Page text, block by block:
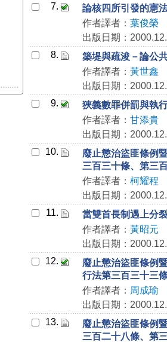
7.
論核四所引發的憲
作者譯者： 葉俊榮
出版日期：
8.
築堤與疏浚－論公
作者譯者： 黃世鑫
出版日期：
9.
狹義數罪併罰與執
作者譯者： 甘添貴
出版日期：
10.
廢止懲治盜匪條例
三百三十條、第三
作者譯者： 柯耀程
出版日期：
11.
當雙首長制遇上分
作者譯者： 黃昭元
出版日期：
12.
廢止懲治盜匪條例
行法第三百三十三
作者譯者： 周成瑜
出版日期：
13.
廢止懲治盜匪條例
三百二十八條、第